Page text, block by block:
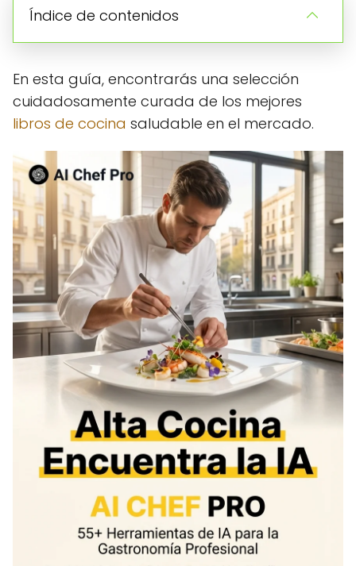
Índice de contenidos
En esta guía, encontrarás una selección
cuidadosamente curada de los mejores
libros de cocina saludable en el mercado.